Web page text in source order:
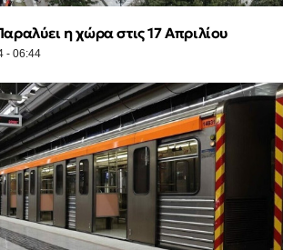
η χώρα στις 17 Απριλίου
- 06:44